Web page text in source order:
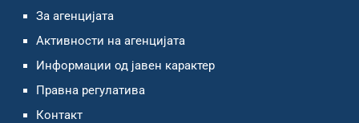
За агенцијата
Активности на агенцијата
Информации од јавен карактер
Правна регулатива
Контакт